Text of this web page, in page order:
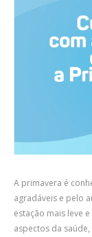
A primavera é
agradáveis e pelo
estação mais leve
aspectos da